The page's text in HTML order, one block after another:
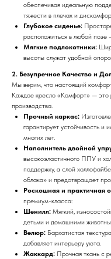
обеспечивая идеальную
тяжести в плечах и
Глубокое сиденье:
расположиться в любой позе
Мягкие подлокотники:
высоты служат удобной
2. Безупречное Качество и
Мы верим, что настоящий
Каждое кресло «Комфорт» — это
производства.
Прочный каркас:
гарантирует устойчивость
многих лет.
Наполнитель двойной
высокоэластичного ППУ и
поддержку, а слой
облака» и предотвращает
Роскошная и практичная
премиум-класса:
Шенилл: Мягкий,
детьми и домашними
Велюр: Бархатистая
добавляет интерьеру уюта.
Жаккард: Прочная ткань с